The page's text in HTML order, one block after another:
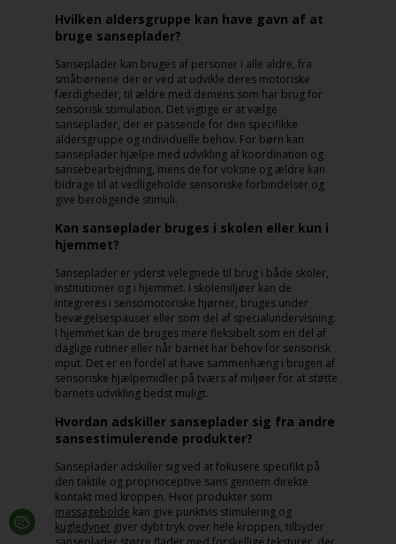
Hvilken aldersgruppe kan have gavn af at
bruge sanseplader?
Sanseplader kan bruges af personer i alle aldre, fra
småbørnene der er ved at udvikle deres motoriske
færdigheder, til ældre med demens som har brug for
sensorisk stimulation. Det vigtige er at vælge
sanseplader, der er passende for den specifikke
aldersgruppe og individuelle behov. For børn kan
sanseplader hjælpe med udvikling af koordination og
sansebearbejdning, mens de for voksne og ældre kan
bidrage til at vedligeholde sensoriske forbindelser og
give beroligende stimuli.
Kan sanseplader bruges i skolen eller kun i
hjemmet?
Sanseplader er yderst velegnede til brug i både skoler,
institutioner og i hjemmet. I skolemiljøer kan de
integreres i sensomotoriske hjørner, bruges under
bevægelsespauser eller som del af specialundervisning.
I hjemmet kan de bruges mere fleksibelt som en del af
daglige rutiner eller når barnet har behov for sensorisk
input. Det er en fordel at have sammenhæng i brugen af
sensoriske hjælpemidler på tværs af miljøer for at støtte
barnets udvikling bedst muligt.
Hvordan adskiller sanseplader sig fra andre
sansestimulerende produkter?
Sanseplader adskiller sig ved at fokusere specifikt på
den taktile og proprioceptive sans gennem direkte
kontakt med kroppen. Hvor produkter som
massagebolde kan give punktvis stimulering og
kugledyner giver dybt tryk over hele kroppen, tilbyder